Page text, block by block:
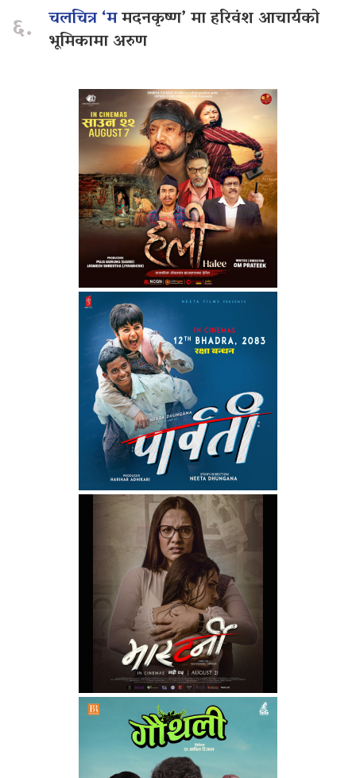
६. चलचित्र ‘ममदनकृष्ण’ मा हरिवंश आचार्यको
भूमिकामा अरुण